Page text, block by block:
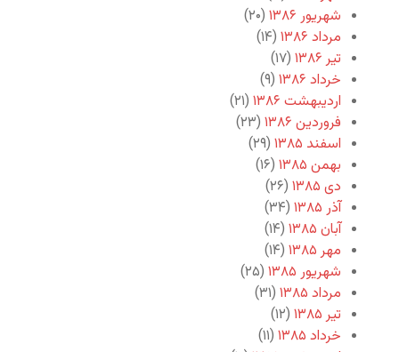
شهریور ۱۳۸۶
(۲۰)
مرداد ۱۳۸۶
(۱۴)
تیر ۱۳۸۶
(۱۷)
خرداد ۱۳۸۶
(۹)
اردیبهشت ۱۳۸۶
(۲۱)
فروردین ۱۳۸۶
(۲۳)
اسفند ۱۳۸۵
(۲۹)
بهمن ۱۳۸۵
(۱۶)
دی ۱۳۸۵
(۲۶)
آذر ۱۳۸۵
(۳۴)
آبان ۱۳۸۵
(۱۴)
مهر ۱۳۸۵
(۱۴)
شهریور ۱۳۸۵
(۲۵)
مرداد ۱۳۸۵
(۳۱)
تیر ۱۳۸۵
(۱۲)
خرداد ۱۳۸۵
(۱۱)